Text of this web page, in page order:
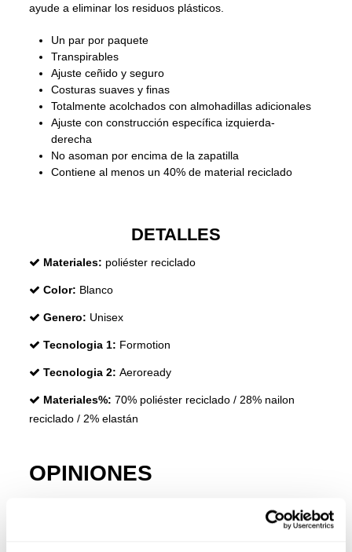
ayude a eliminar los residuos plásticos.
Un par por paquete
Transpirables
Ajuste ceñido y seguro
Costuras suaves y finas
Totalmente acolchados con almohadillas adicionales
Ajuste con construcción específica izquierda-
derecha
No asoman por encima de la zapatilla
Contiene al menos un 40% de material reciclado
DETALLES
Materiales: poliéster reciclado
Color: Blanco
Genero: Unisex
Tecnologia 1: Formotion
Tecnologia 2: Aeroready
Materiales%: 70% poliéster reciclado / 28% nailon
reciclado / 2% elastán
OPINIONES